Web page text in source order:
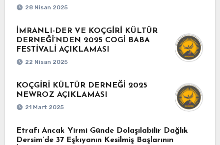
28 Nisan 2025
İMRANLI-DER VE KOÇGİRİ KÜLTÜR
DERNEĞİ’NDEN 2025 COGİ BABA
FESTİVALİ AÇIKLAMASI
22 Nisan 2025
KOÇGİRİ KÜLTÜR DERNEĞİ 2025
NEWROZ AÇIKLAMASI
21 Mart 2025
Etrafı Ancak Yirmi Günde Dolaşılabilir Dağlık
Dersim’de 37 Eşkıyanın Kesilmiş Başlarının